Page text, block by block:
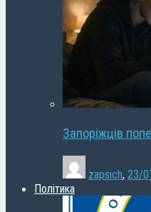
Запоріжців
zapsich, 23/
Політика